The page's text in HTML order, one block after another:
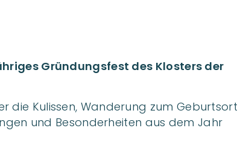
Gründungsfest des Klosters der
die Kulissen, Wanderung zum Geburtsort
und Besonderheiten aus dem Jahr